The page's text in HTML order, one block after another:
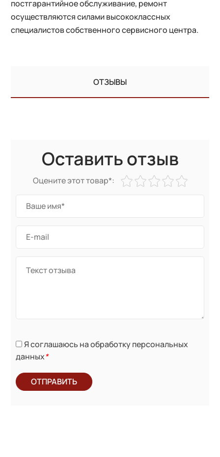
постгарантийное обслуживание, ремонт
осуществляются силами высококлассных
специалистов собственного сервисного центра.
ОТЗЫВЫ
Оставить отзыв
Оцените этот товар*:
Я соглашаюсь на обработку персональных
данных*
ОТПРАВИТЬ